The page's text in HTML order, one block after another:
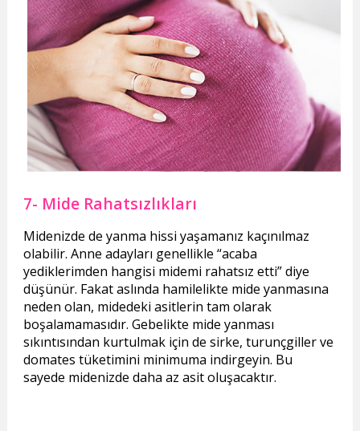
7- Mide Rahatsızlıkları
Midenizde de yanma hissi yaşamanız kaçınılmaz
olabilir. Anne adayları genellikle “acaba
yediklerimden hangisi midemi rahatsız etti” diye
düşünür. Fakat aslında hamilelikte mide yanmasına
neden olan, midedeki asitlerin tam olarak
boşalamamasıdır. Gebelikte mide yanması
sıkıntısından kurtulmak için de sirke, turunçgiller ve
domates tüketimini minimuma indirgeyin. Bu
sayede midenizde daha az asit oluşacaktır.